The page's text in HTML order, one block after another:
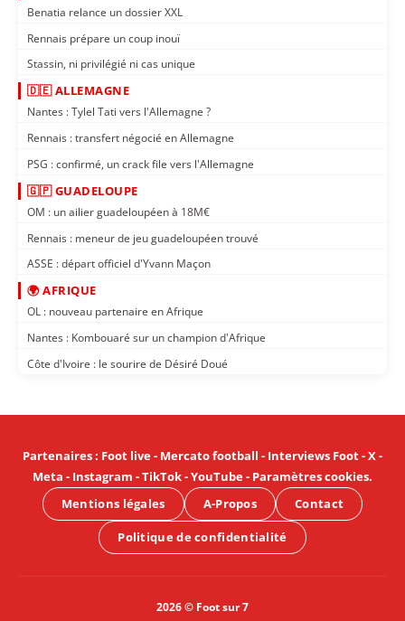
Benatia relance un dossier XXL
Rennais prépare un coup inouï
Stassin, ni privilégié ni cas unique
🇩🇪 ALLEMAGNE
Nantes : Tylel Tati vers l'Allemagne ?
Rennais : transfert négocié en Allemagne
PSG : confirmé, un crack file vers l'Allemagne
🇬🇵 GUADELOUPE
OM : un ailier guadeloupéen à 18M€
Rennais : meneur de jeu guadeloupéen trouvé
ASSE : départ officiel d'Yvann Maçon
🌍 AFRIQUE
OL : nouveau partenaire en Afrique
Nantes : Kombouaré sur un champion d'Afrique
Côte d'Ivoire : le sourire de Désiré Doué
Partenaires: Foot live- Mercato football - Interviews Foot-X-
Meta - Instagram -TikTok-YouTube- Paramètres cookies.
Mentions légales
A-Propos Contact
Politique de confidentialité
2026 © Foot sur 7